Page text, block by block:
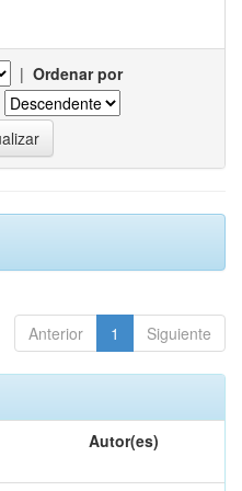
| Ordenar por
Anterior 1 Siguiente
Autor(es)